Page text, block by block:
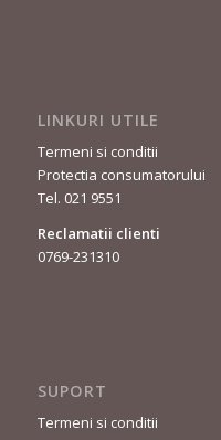
LINKURI UTILE
Termeni si conditii
Protectia consumatorului
Tel. 021 9551
Reclamatii clienti
0769-231310
SUPORT
Termeni si conditii